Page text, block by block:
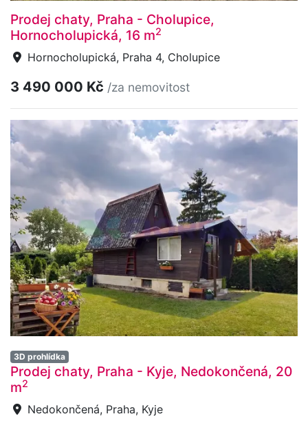
Prodej chaty, Praha - Cholupice,
Hornocholupická, 16 m2
Hornocholupická, Praha 4, Cholupice
3 490 000 Kč /za nemovitost
3D prohlídka
Prodej chaty, Praha - Kyje, Nedokončená, 20
m2
Nedokončená, Praha, Kyje